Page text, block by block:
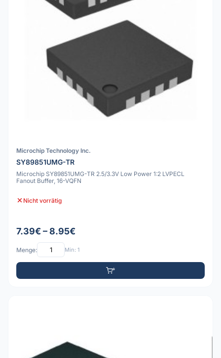
Microchip Technology Inc.
SY89851UMG-TR
Microchip SY89851UMG-TR 2.5/3.3V Low Power 1:2 LVPECL
Fanout Buffer, 16-VQFN
Nicht vorrätig
7.39€ – 8.95€
Menge: Min: 1